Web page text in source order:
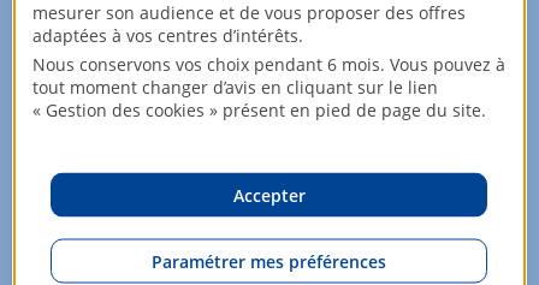
mesurer son audience et de vous proposer des offres
adaptées à vos centres d’intérêts.
Nous conservons vos choix pendant 6 mois. Vous pouvez à
tout moment changer d’avis en cliquant sur le lien
« Gestion des cookies » présent en pied de page du site.
Accepter
Paramétrer mes préférences